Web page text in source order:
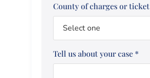
County of charges or ticket
Tell us about your case *